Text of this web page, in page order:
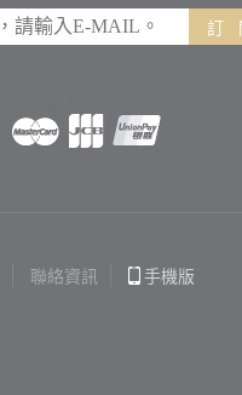
訂
聯絡資訊 手機版